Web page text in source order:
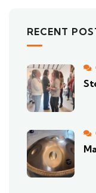
RECENT